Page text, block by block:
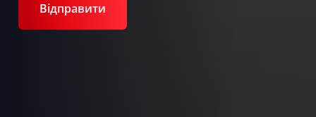
Відправити